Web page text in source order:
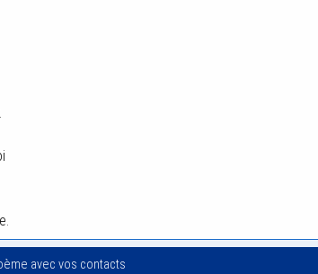
avec vos contacts